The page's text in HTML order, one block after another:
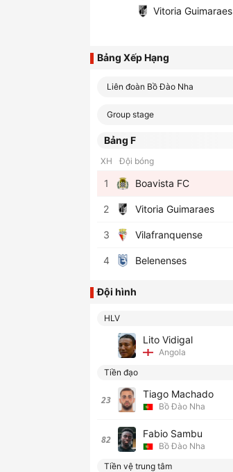
Vitoria Guimaraes
Bảng Xếp Hạng
Liên đoàn Bồ Đào Nha
Group stage
Bảng F
XH Đội bóng
1 Boavista FC
2 Vitoria Guimaraes
3 Vilafranquense
4 Belenenses
Đội hình
HLV
Lito Vidigal
Angola
Tiền đạo
23 Tiago Machado
Bồ Đào Nha
82 Fabio Sambu
Bồ Đào Nha
Tiền vệ trung tâm